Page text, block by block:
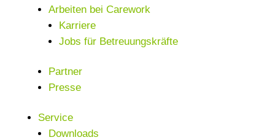
Arbeiten bei Carework
Karriere
Jobs für Betreuungskräfte
Partner
Presse
Service
Downloads